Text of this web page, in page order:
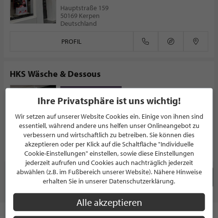
Hauptstraße 159
50169 Kerpen
Deutschland
PROFIL
HKS Wäsche & Dessous
DESSOUSGESCHÄFT
Herder Str. 90
Deutschland
PROFIL
Seite 1 / 9
Ihre Privatsphäre ist uns wichtig!
Wir setzen auf unserer Website Cookies ein. Einige von ihnen sind
essentiell, während andere uns helfen unser Onlineangebot zu
verbessern und wirtschaftlich zu betreiben. Sie können dies
akzeptieren oder per Klick auf die Schaltfläche "Individuelle
Cookie-Einstellungen" einstellen, sowie diese Einstellungen
jederzeit aufrufen und Cookies auch nachträglich jederzeit
abwählen (z.B. im Fußbereich unserer Website). Nähere Hinweise
erhalten Sie in unserer Datenschutzerklärung.
Alle akzeptieren